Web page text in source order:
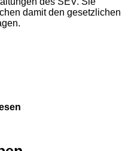
damit den gesetzlichen